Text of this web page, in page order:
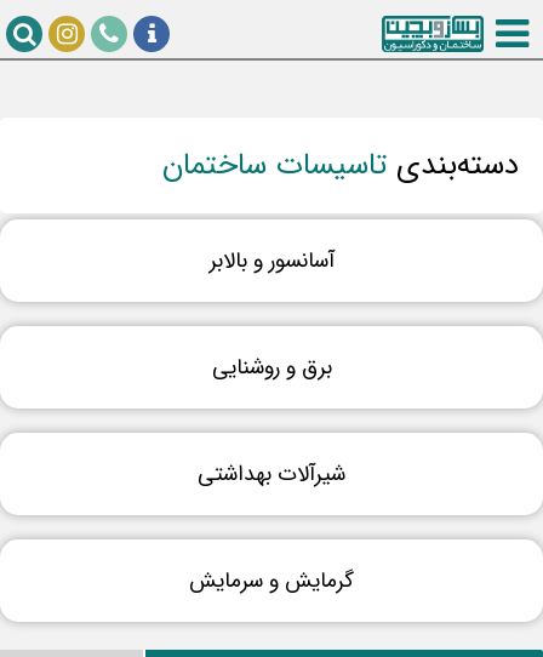
دسته‌بندی‌تاسیسات ساختمان
آسانسور و بالابر
برق و روشنایی
شیرآلات بهداشتی
گرمایش و سرمایش